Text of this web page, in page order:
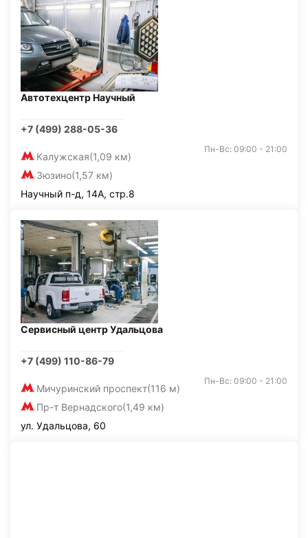
Автотехцентр Научный
+7 (499) 288-05-36
Калужская(1,09 км)
Зюзино(1,57 км)
Пн-Вс: 09:00 - 21:00
Научный п-д, 14А, стр.8
Сервисный центр Удальцова
+7 (499) 110-86-79
Мичуринский проспект(116 м)
Пр-т Вернадского(1,49 км)
Пн-Вс: 09:00 - 21:00
ул. Удальцова, 60